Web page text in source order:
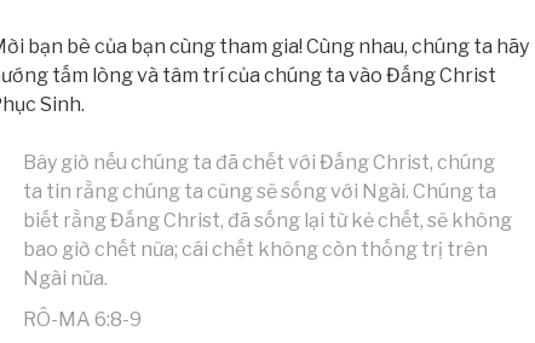
bạn bè của bạn cùng tham gia! Cùng nhau, chúng ta hãy
tấm lòng và tâm trí của chúng ta vào Đấng Christ
Sinh.
Bây giờ nếu chúng ta đã chết với Đấng Christ, chúng
ta tin rằng chúng ta cũng sẽ sống với Ngài. Chúng ta
biết rằng Đấng Christ, đã sống lại từ kẻ chết, sẽ không
bao giờ chết nữa; cái chết không còn thống trị trên
Ngài nữa.
RÔ-MA 6:8-9